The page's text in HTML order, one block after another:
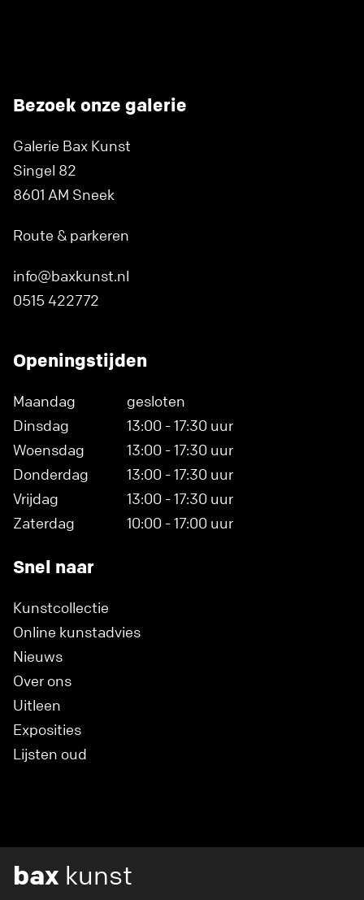
Bezoek onze galerie
Galerie Bax Kunst
Singel 82
8601 AM Sneek
Route & parkeren
info@baxkunst.nl
0515 422772
Openingstijden
Maandag
gesloten
Dinsdag
13:00 - 17:30 uur
Woensdag
13:00 - 17:30 uur
Donderdag
13:00 - 17:30 uur
Vrijdag
13:00 - 17:30 uur
Zaterdag
10:00 - 17:00 uur
Snel naar
Kunstcollectie
Online kunstadvies
Nieuws
Over ons
Uitleen
Exposities
Lijsten oud
bax kunst